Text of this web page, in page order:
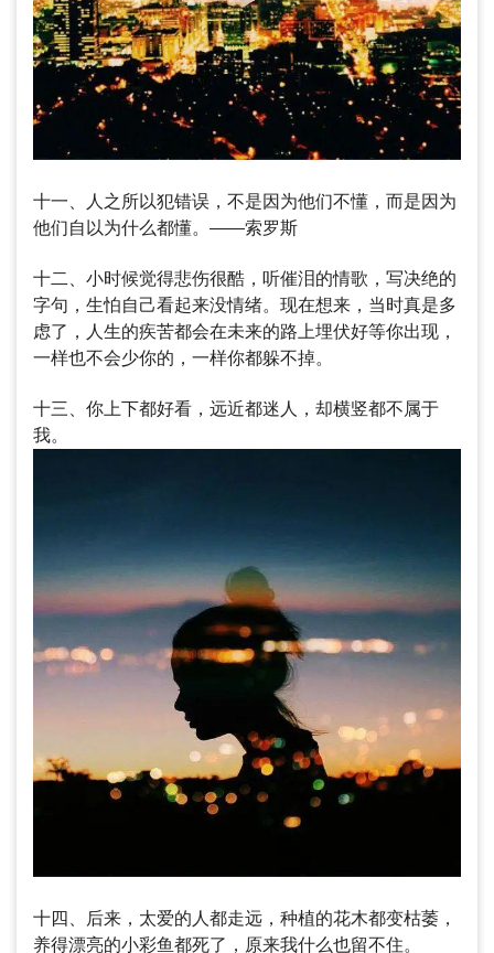
十一、人之所以犯错误，不是因为他们不懂，而是因为
他们自以为什么都懂。——索罗斯
十二、小时候觉得悲伤很酷，听催泪的情歌，写决绝的
字句，生怕自己看起来没情绪。现在想来，当时真是多
虑了，人生的疾苦都会在未来的路上埋伏好等你出现，
一样也不会少你的，一样你都躲不掉。
十三、你上下都好看，远近都迷人，却横竖都不属于
我。
十四、后来，太爱的人都走远，种植的花木都变枯萎，
养得漂亮的小彩鱼都死了，原来我什么也留不住。